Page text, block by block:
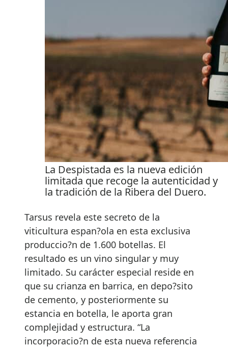
La Despistada es la nueva edición
limitada que recoge la autenticidad y
la tradición de la Ribera del Duero.
Tarsus revela este secreto de la
viticultura espan?ola en esta exclusiva
produccio?n de 1.600 botellas. El
resultado es un vino singular y muy
limitado. Su carácter especial reside en
que su crianza en barrica, en depo?sito
de cemento, y posteriormente su
estancia en botella, le aporta gran
complejidad y estructura. “La
incorporacio?n de esta nueva referencia